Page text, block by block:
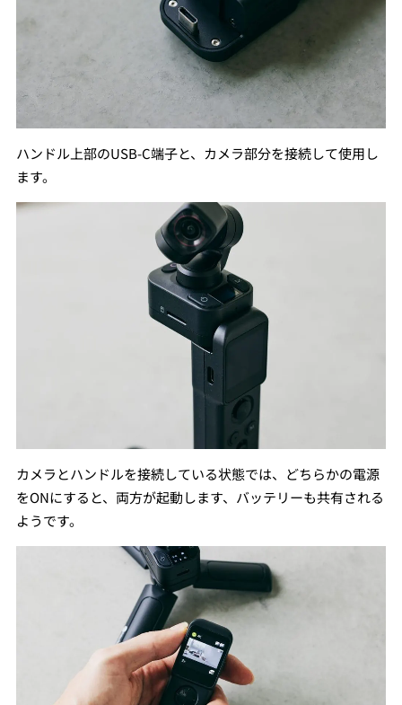
ハンドル上部のUSB-C端子と、カメラ部分を接続して使用し
ます。
カメラとハンドルを接続している状態では、どちらかの電源
をONにすると、両方が起動します、バッテリーも共有される
ようです。